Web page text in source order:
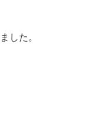
した。